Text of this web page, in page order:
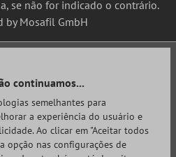
se não for indicado o contrário.
by Mosafil GmbH
continuamos...
semelhantes para
a experiência do usuário e
Ao clicar em "Aceitar todos
opção nas configurações de